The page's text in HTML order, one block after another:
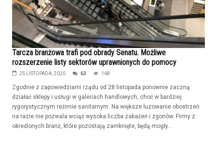
Tarcza branżowa trafi pod obrady Senatu. Możliwe
rozszerzenie listy sektorów uprawnionych do pomocy
25 LISTOPADA, 2020 63 168
Zgodnie z zapowiedziami rządu od 28 listopada ponownie zaczną
działać sklepy i usługi w galeriach handlowych, choć w bardziej
rygorystycznym reżimie sanitarnym. Na większe luzowanie obostrzeń
na razie nie pozwala wciąż wysoka liczba zakażeń i zgonów. Firmy z
określonych branż, które pozostają zamknięte, będą mogły...